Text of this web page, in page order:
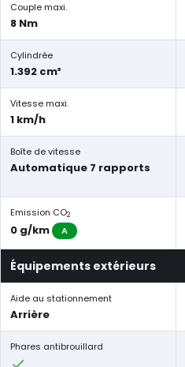
Couple maxi.
8 Nm
Cylindrée
1.392 cm³
Vitesse maxi.
1 km/h
Boîte de vitesse
Automatique 7 rapports
Emission CO2
0 g/km A
Équipements extérieurs
Aide au stationnement
Arrière
Phares antibrouillard